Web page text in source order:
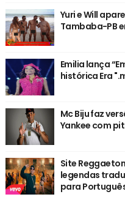
Yuri e Will
Tambaba-PB
Emilia lança
histórica Era
Mc Biju faz
Yankee com
Site
legendas
para